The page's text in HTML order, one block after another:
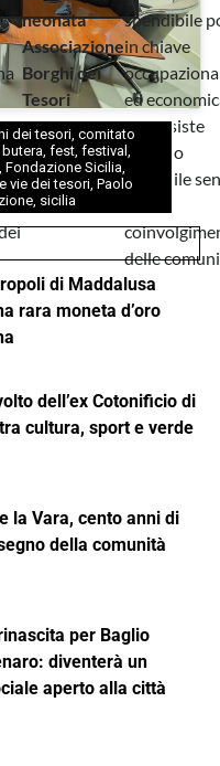
e
neonata
Associazione
Borghi dei
Tesori
spendibile
in chiave
ed
Non esiste
turismo
possibile
delle
dei tesori, comitato
fest, festival
Fondazione Sicilia
le vie dei tesori, Paolo
, sicilia
di Maddalusa
rara moneta d’oro
dell’ex Cotonificio di
cultura, sport e verde
la Vara, cento anni di
della comunità
per Baglio
diventerà un
aperto alla città